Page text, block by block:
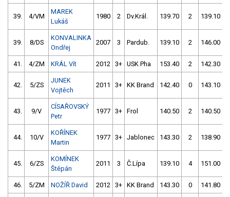
39. 4/VM
MAREK
Lukáš
1980 2 Dv.Král. 139.70 2 139.10
39. 8/DS
KONVALINKA
Ondřej
2007 3 Pardub. 139.10 2 146.00
41. 4/ZM KRÁL Vít 2012 3+ USK Pha 153.40 2 142.30
42. 5/ZS
JUNEK
Vojtěch
2011 3+ KK Brand 142.40 0 143.10
43. 9/V
CÍSAŘOVSKÝ
Petr
1977 3+ Frol 140.50 2 140.50
44. 10/V
KOŘÍNEK
Martin
1977 3+ Jablonec 143.30 2 138.90
45. 6/ZS
KOMÍNEK
Štěpán
2011 3 Č.Lípa 139.10 4 151.00
46. 5/ZM NOŽÍŘ David 2012 3+ KK Brand 143.30 0 141.80